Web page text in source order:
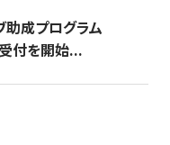
助成プログラム
付を開始...